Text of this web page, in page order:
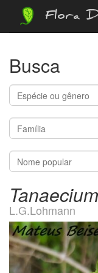
Flora
Busca
L.G.Lohmann